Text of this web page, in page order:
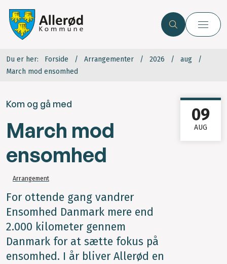
Du er her: Forside Arrangementer 2026
aug
March mod ensomhed
Kom og gå med
March mod
ensomhed
09
AUG
Arrangement
For ottende gang vandrer
Ensomhed Danmark mere end
2.000 kilometer gennem
Danmark for at sætte fokus på
ensomhed. I år bliver Allerød en